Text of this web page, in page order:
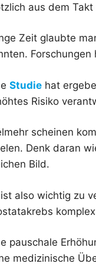
aus dem Takt
Zeit glaubte
Studie hat
Risiko
scheinen
Denk daran
Bild.
ist also wichtig zu
pauschale
medizinische